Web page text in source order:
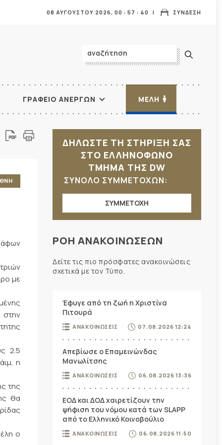
ΣΥΝΔΕΣΗ
08 ΑΥΓΟΥΣΤΟΥ 2026, 00 : 57 : 41
ΓΡΑΦΕΙΟ ΑΝΕΡΓΩΝ ΜΕΛΗ
με
στην
2.5
η
της
θα
ο
ΔΗΛΩΣΤΕ ΤΗ ΣΤΗΡΙΞΗ ΣΑΣ
ΣΤΟ ΕΛΛΗΝΟΦΩΝΟ
ΤΜΗΜΑ ΤΗΣ DW
ΣΥΝΟΛΟ ΣΥΜΜΕΤΟΧΩΝ:
ΣΥΜΜΕΤΟΧΗ
ΡΟΗ ΑΝΑΚΟΙΝΩΣΕΩΝ
Δείτε τις πιο πρόσφατες ανακοινώσεις
σχετικά με τον Τύπο.
Έφυγε από τη ζωή η Χριστίνα
Πιτουρά
ΑΝΑΚΟΙΝΩΣΕΙΣ 07.08.2026 12:24
Απεβίωσε ο Επαμεινώνδας
Μανωλίτσης
ΑΝΑΚΟΙΝΩΣΕΙΣ 06.08.2026 13:36
ΕΟΔ και ΔΟΔ χαιρετίζουν την
ψήφιση του νόμου κατά των SLAPP
από το Ελληνικό Κοινοβούλιο
ΑΝΑΚΟΙΝΩΣΕΙΣ 06.08.2026 11:50